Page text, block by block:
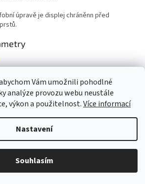
Vám umožnili pohodlné
analýze provozu webu neustále
výkon a použitelnost.Více informací
Nastavení
Souhlasím
úpravě je displej chráněnn před
s.r.o.. Všechna práva vyhrazena.Upravit
nastavení cookies